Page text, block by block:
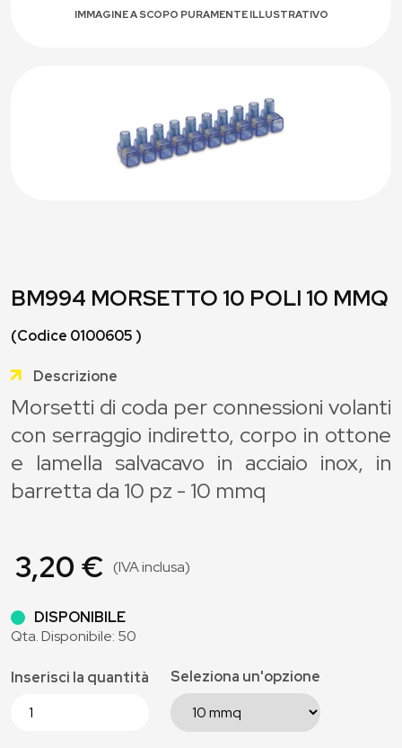
IMMAGINE A SCOPO PURAMENTE ILLUSTRATIVO
BM994 MORSETTO 10 POLI 10 MMQ
(Codice 0100605 )
Descrizione
Morsetti di coda per connessioni volanti
con serraggio indiretto, corpo in ottone
e lamella salvacavo in acciaio inox, in
barretta da 10 pz - 10 mmq
3,20 € (IVA inclusa)
DISPONIBILE
Qta. Disponibile: 50
Inserisci la quantità Seleziona un'opzione